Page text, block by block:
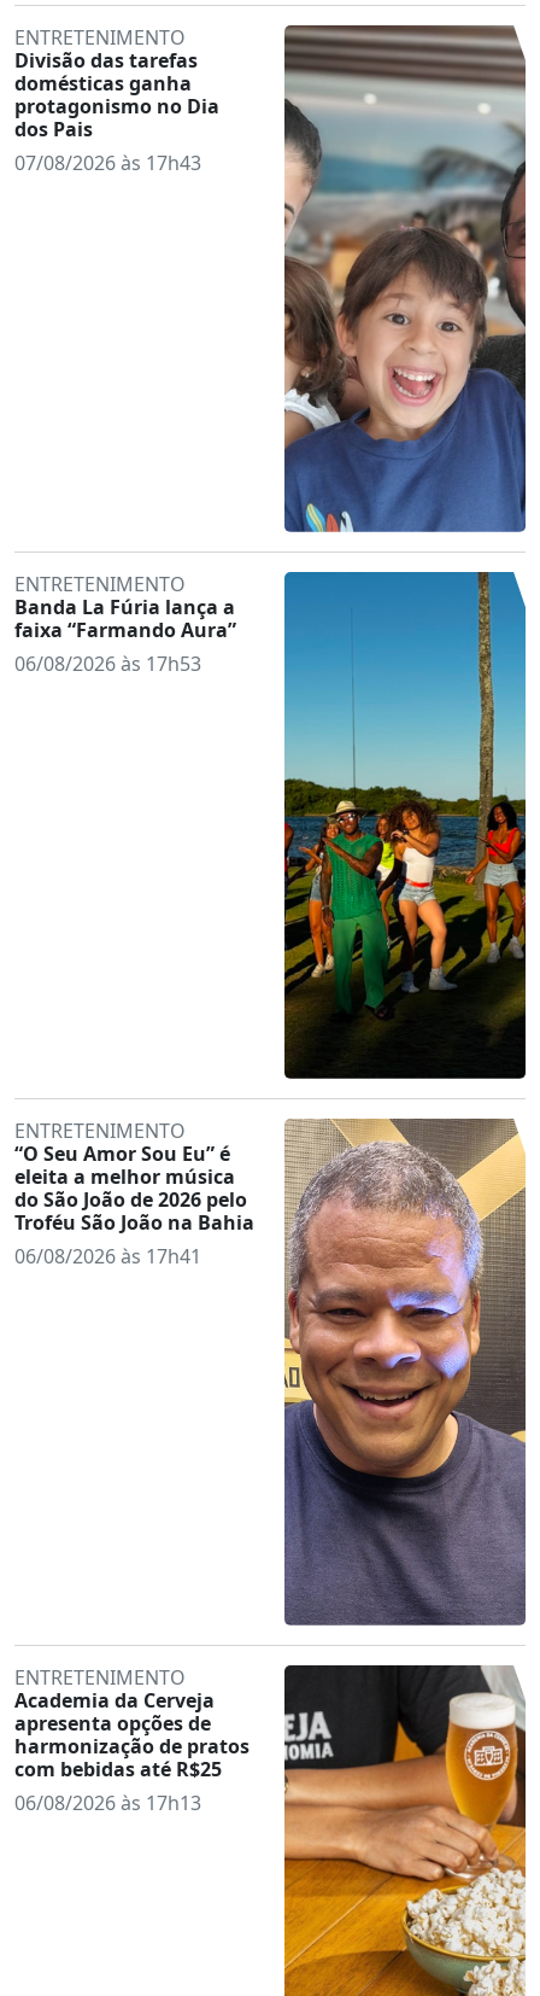
ENTRETENIMENTO
Divisão das tarefas
domésticas ganha
protagonismo no Dia
dos Pais
07/08/2026 às 17h43
ENTRETENIMENTO
Banda La Fúria lança a
faixa “Farmando Aura”
06/08/2026 às 17h53
ENTRETENIMENTO
“O Seu Amor Sou Eu” é
eleita a melhor música
do São João de 2026 pelo
Troféu São João na Bahia
06/08/2026 às 17h41
ENTRETENIMENTO
Academia da Cerveja
apresenta opções de
harmonização de pratos
com bebidas até R$25
06/08/2026 às 17h13